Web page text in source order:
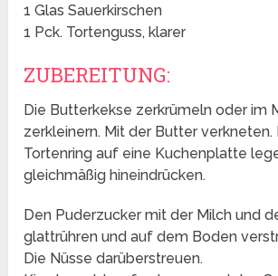
1 Glas Sauerkirschen
1 Pck. Tortenguss, klarer
ZUBEREITUNG:
Die Butterkekse zerkrümeln oder im
zerkleinern. Mit der Butter verkneten.
Tortenring auf eine Kuchenplatte
gleichmäßig hineindrücken.
Den Puderzucker mit der Milch und
glattrühren und auf dem Boden
Die Nüsse darüberstreuen.